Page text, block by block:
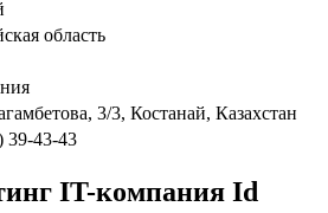
область
3/3, Костанай, Казахстан
39-43-43
IT-компания Id